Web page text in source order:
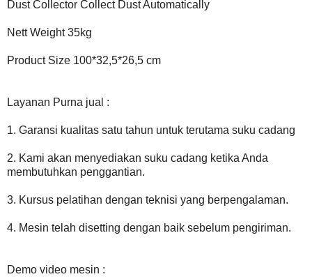
Dust Collector Collect Dust Automatically
Nett Weight 35kg
Product Size 100*32,5*26,5 cm
Layanan Purna jual :
1. Garansi kualitas satu tahun untuk terutama suku cadang
2. Kami akan menyediakan suku cadang ketika Anda
membutuhkan penggantian.
3. Kursus pelatihan dengan teknisi yang berpengalaman.
4. Mesin telah disetting dengan baik sebelum pengiriman.
Demo video mesin :